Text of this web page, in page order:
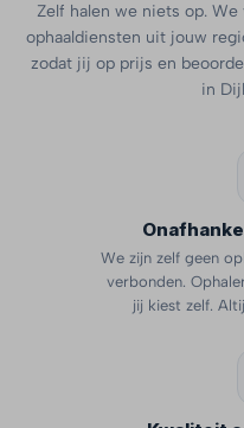
Zelf halen we niets op.
ophaaldiensten uit jouw
zodat jij op prijs en
in
We zijn zelf geen
verbonden.
jij kiest zelf.